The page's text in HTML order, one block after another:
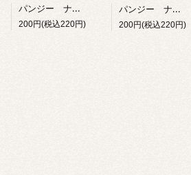
パンジー ナチュレフブルーインプ
200円(税込220円)
パンジー ナチュレフロスティローズ
200円(税込220円)